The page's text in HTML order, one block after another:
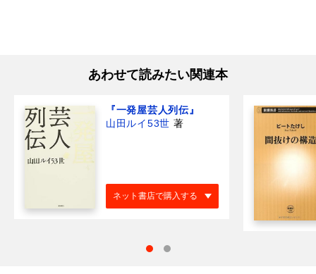
あわせて読みたい関連本
『一発屋芸人列伝』
山田ルイ53世 著
ネット書店で購入する